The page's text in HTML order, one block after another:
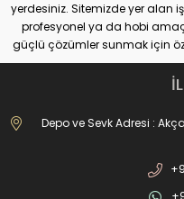
yerdesiniz. Sitemizde yer alan
profesyonel ya da hobi
güçlü çözümler sunmak için
gibi farklı yüzeylerde
marangozluk, kaynak, delme,
maksimum
İster büyük ölçekli sanayi tipi
onarımlar; doğru işkence ve
işkencelerden matkap
işkencesine kadar geniş ürün
Depo ve Sevk Adresi :